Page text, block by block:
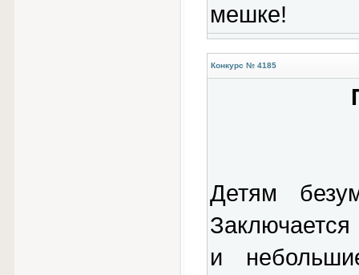
мешке!
Конкурс № 4185
Детям
и